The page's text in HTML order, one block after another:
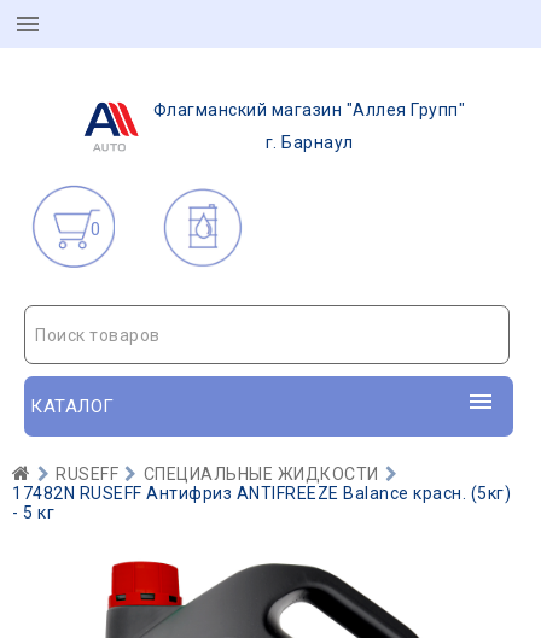
Флагманский магазин "Аллея Групп"
г. Барнаул
0
Поиск товаров
КАТАЛОГ
RUSEFF
СПЕЦИАЛЬНЫЕ ЖИДКОСТИ
17482N RUSEFF Антифриз ANTIFREEZE Balance красн. (5кг)
- 5 кг